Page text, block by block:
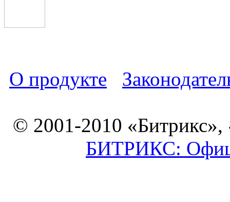
О продукте
© 2001-2010 «Битрикс»,
БИТРИКС: